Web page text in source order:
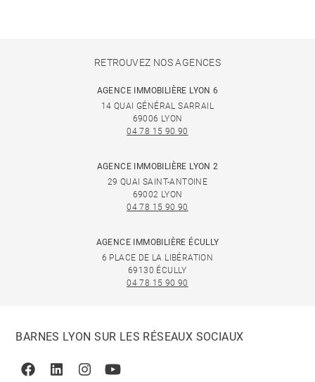
RETROUVEZ NOS AGENCES
AGENCE IMMOBILIÈRE LYON 6
14 QUAI GÉNÉRAL SARRAIL
69006 LYON
04 78 15 90 90
AGENCE IMMOBILIÈRE LYON 2
29 QUAI SAINT-ANTOINE
69002 LYON
04 78 15 90 90
AGENCE IMMOBILIÈRE ÉCULLY
6 PLACE DE LA LIBÉRATION
69130 ÉCULLY
04 78 15 90 90
BARNES LYON SUR LES RÉSEAUX SOCIAUX
FacebookLinkedinInstagramYoutube